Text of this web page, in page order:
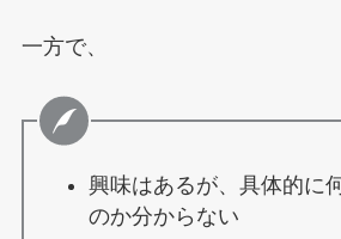
一方で、
興味はあるが、具体的に
のか分からない